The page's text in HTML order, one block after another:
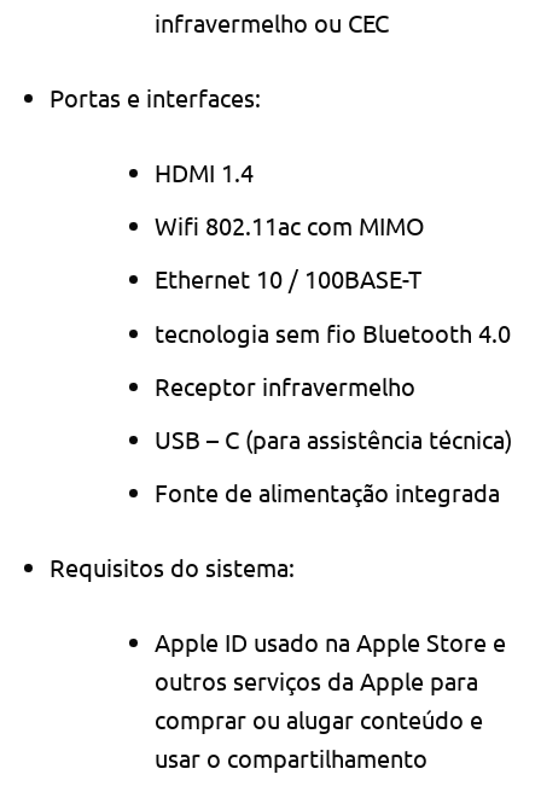
infravermelho ou CEC
Portas e interfaces:
HDMI 1.4
Wifi 802.11ac com MIMO
Ethernet 10 / 100BASE-T
tecnologia sem fio Bluetooth 4.0
Receptor infravermelho
USB – C (para assistência técnica)
Fonte de alimentação integrada
Requisitos do sistema:
Apple ID usado na Apple Store e
outros serviços da Apple para
comprar ou alugar conteúdo e
usar o compartilhamento